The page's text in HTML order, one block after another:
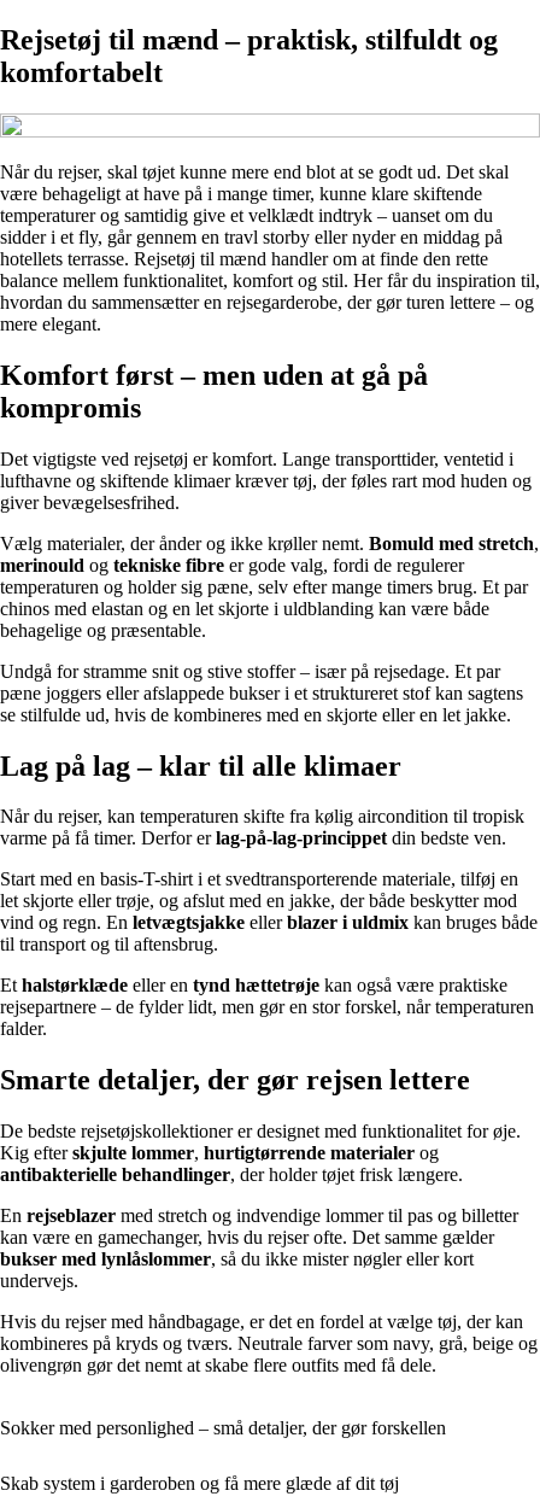
Rejsetøj til mænd – praktisk, stilfuldt og
komfortabelt
Når du rejser, skal tøjet kunne mere end blot at se godt ud. Det skal
være behageligt at have på i mange timer, kunne klare skiftende
temperaturer og samtidig give et velklædt indtryk – uanset om du
sidder i et fly, går gennem en travl storby eller nyder en middag på
hotellets terrasse. Rejsetøj til mænd handler om at finde den rette
balance mellem funktionalitet, komfort og stil. Her får du inspiration til,
hvordan du sammensætter en rejsegarderobe, der gør turen lettere – og
mere elegant.
Komfort først – men uden at gå på
kompromis
Det vigtigste ved rejsetøj er komfort. Lange transporttider, ventetid i
lufthavne og skiftende klimaer kræver tøj, der føles rart mod huden og
giver bevægelsesfrihed.
Vælg materialer, der ånder og ikke krøller nemt. Bomuld med stretch,
merinould og tekniske fibre er gode valg, fordi de regulerer
temperaturen og holder sig pæne, selv efter mange timers brug. Et par
chinos med elastan og en let skjorte i uldblanding kan være både
behagelige og præsentable.
Undgå for stramme snit og stive stoffer – især på rejsedage. Et par
pæne joggers eller afslappede bukser i et struktureret stof kan sagtens
se stilfulde ud, hvis de kombineres med en skjorte eller en let jakke.
Lag på lag – klar til alle klimaer
Når du rejser, kan temperaturen skifte fra kølig aircondition til tropisk
varme på få timer. Derfor erlag-på-lag-princippetdin bedste ven.
Start med en basis-T-shirt i et svedtransporterende materiale, tilføj en
let skjorte eller trøje, og afslut med en jakke, der både beskytter mod
vind og regn. En letvægtsjakke ellerblazer i uldmix kan bruges både
til transport og til aftensbrug.
Ethalstørklæde eller en tynd hættetrøje kan også være praktiske
rejsepartnere – de fylder lidt, men gør en stor forskel, når temperaturen
falder.
Smarte detaljer, der gør rejsen lettere
De bedste rejsetøjskollektioner er designet med funktionalitet for øje.
Kig efterskjulte lommer, hurtigtørrende materialer og
antibakterielle behandlinger, der holder tøjet frisk længere.
En rejseblazer med stretch og indvendige lommer til pas og billetter
kan være en gamechanger, hvis du rejser ofte. Det samme gælder
bukser med lynlåslommer, så du ikke mister nøgler eller kort
undervejs.
Hvis du rejser med håndbagage, er det en fordel at vælge tøj, der kan
kombineres på kryds og tværs. Neutrale farver som navy, grå, beige og
olivengrøn gør det nemt at skabe flere outfits med få dele.
Sokker med personlighed – små detaljer, der gør forskellen
Skab system i garderoben og få mere glæde af dit tøj